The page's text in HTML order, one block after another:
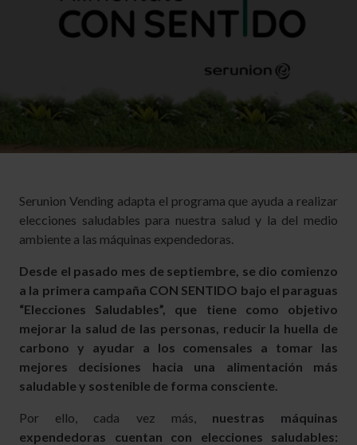
Serunion Vending adapta el programa que ayuda a realizar
elecciones saludables para nuestra salud y la del medio
ambiente a las máquinas expendedoras.
Desde el pasado mes de septiembre, se dio comienzo
a la primera campaña CON SENTIDO bajo el paraguas
“Elecciones Saludables”, que tiene como objetivo
mejorar la salud de las personas, reducir la huella de
carbono y ayudar a los comensales a tomar las
mejores decisiones hacia una alimentación más
saludable y sostenible de forma consciente.
Por ello, cada vez más, nuestras máquinas
expendedoras cuentan con elecciones saludables: